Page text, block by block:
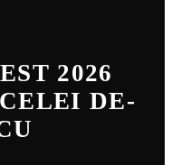
2026
DE-